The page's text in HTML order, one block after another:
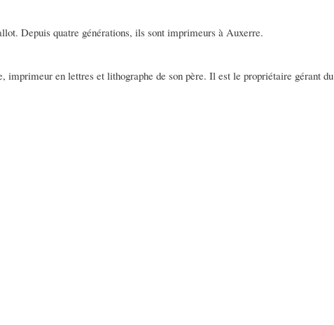
Depuis quatre générations, ils sont imprimeurs à Auxerre.
imprimeur en lettres et lithographe de son père. Il est le propriétaire gérant du